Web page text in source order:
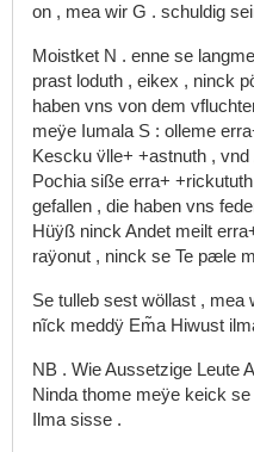
on , mea wir G . schuldig
Moistket N . enne se
prast loduth , eikex , ninck
haben vns von dem
meÿe Iumala S : olleme
Kescku v̈lle+ +astnuth , vnd
Pochia siße erra+ +rickututh
gefallen , die haben vns
Hüÿß ninck Andet meilt
raÿonut , ninck se Te pæle
Se tulleb sest wöllast , mea
nĩck meddÿ Em̃a Hiwust
NB . WieAussetzige Leute
Ninda thome meÿe keick se
Ilma sisse .